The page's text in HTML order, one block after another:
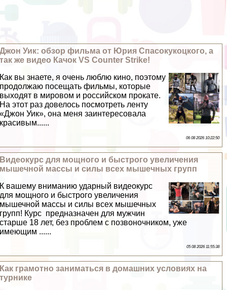
Джон Уик: обзор фильма от Юрия Спасокукоцкого, а
так же видео Качок VS Counter Strike!
Как вы знаете, я очень люблю кино, поэтому
продолжаю посещать фильмы, которые
выходят в мировом и российском прокате.
На этот раз довелось посмотреть ленту
«Джон Уик», она меня заинтересовала
красивым......
06 08 2026 10:22:50
Видеокурс для мощного и быстрого увеличения
мышечной массы и силы всех мышечных групп
К вашему вниманию ударный видеокурс
для мощного и быстрого увеличения
мышечной массы и силы всех мышечных
групп! Курс предназначен для мужчин
старше 18 лет, без проблем с позвоночником, уже
имеющим ......
05 08 2026 11:55:38
Как грамотно заниматься в домашних условиях на
турнике